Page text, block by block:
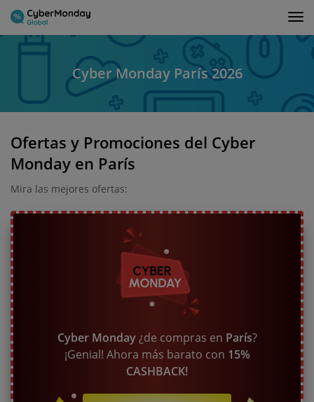
Cyber Monday París 2026
Ofertas y Promociones del Cyber
Monday en París
Mira las mejores ofertas:
Cyber Monday¿de compras en París?
¡Genial! Ahora más barato con 15%
CASHBACK!